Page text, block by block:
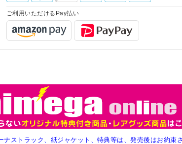
ご利用いただけるPay払い
ストラック、紙ジャケット、特典等は、発売後はお約束